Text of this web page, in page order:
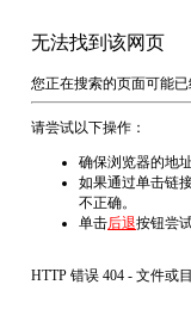
无法找到该网页
您正在搜索的页面可能已
请尝试以下操作：
确保浏览器的地
如果通过单击链
不正确。
单击后退按钮尝
HTTP 错误 404 - 文件或